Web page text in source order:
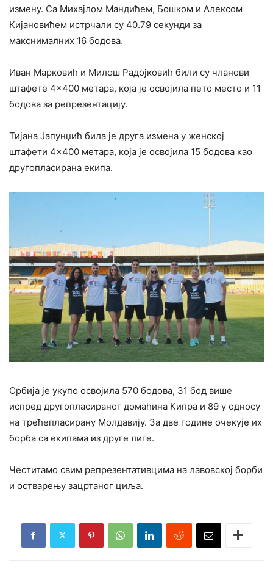
измену. Са Михајлом Мандићем, Бошком и Алексом
Кијановићем истрчали су 40.79 секунди за
макснималних 16 бодова.
Иван Марковић и Милош Радојковић били су чланови
штафете 4×400 метара, која је освојила пето место и 11
бодова за репрезентацију.
Тијана Јапунџић била је друга измена у женској
штафети 4×400 метара, која је освојила 15 бодова као
другопласирана екипа.
Србија је укупо освојила 570 бодова, 31 бод више
испред другопласираног домаћина Кипра и 89 у односу
на трећепласирану Молдавију. За две године очекује их
борба са екипама из друге лиге.
Честитамо свим репрезентативцима на лавовској борби
и остварењу зацртаног циља.